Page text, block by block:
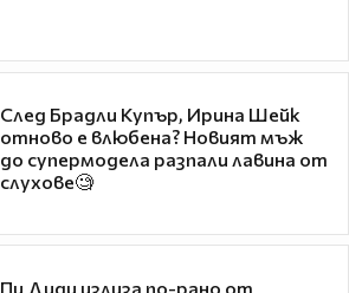
След Брадли Купър, Ирина Шейк
отново е влюбена? Новият мъж
до супермодела разпали лавина от
слухове🧐
Пи Диди излиза по-рано от